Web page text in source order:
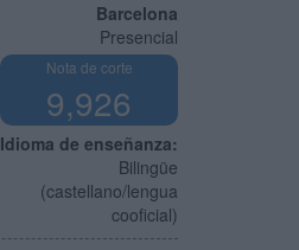
Barcelona
Presencial
Nota de corte
9,926
Idioma de enseñanza:
Bilingüe
(castellano/lengua
cooficial)